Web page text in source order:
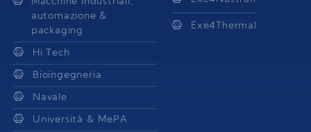
automazione &
packaging
Hi Tech
Bioingegneria
Navale
Università & MePA
Exe4Thermal